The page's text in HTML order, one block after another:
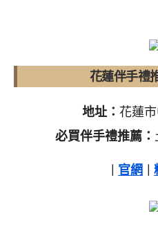
花蓮伴手禮
地址： 花蓮
必買伴手禮推薦：
官網